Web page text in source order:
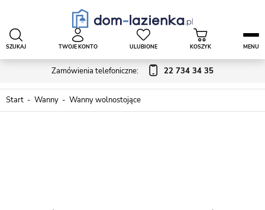
Zamówienia telefoniczne: 22 734 34 35
SZUKAJ TWOJE KONTO ULUBIONE KOSZYK MENU
Start Wanny Wanny wolnostojące